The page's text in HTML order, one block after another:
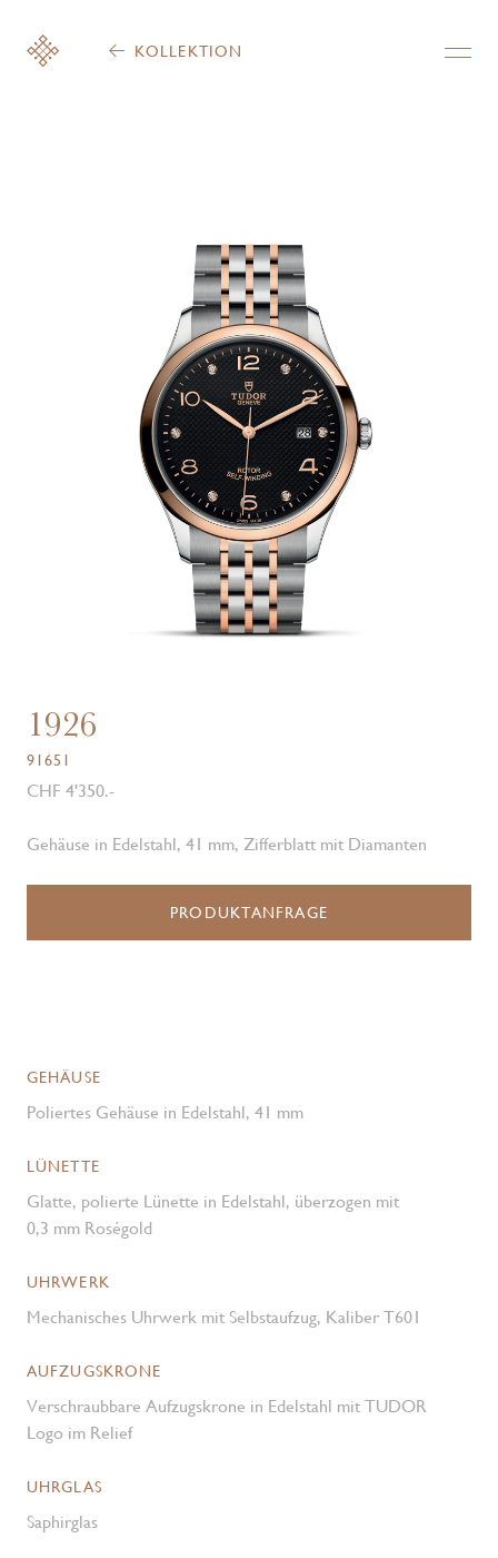
KOLLEKTION
1926
91651
CHF 4'350.-
Gehäuse in Edelstahl, 41 mm, Zifferblatt mit Diamanten
PRODUKTANFRAGE
GEHÄUSE
Poliertes Gehäuse in Edelstahl, 41 mm
LÜNETTE
Glatte, polierte Lünette in Edelstahl, überzogen mit
0,3 mm Roségold
UHRWERK
Mechanisches Uhrwerk mit Selbstaufzug, Kaliber T601
AUFZUGSKRONE
Verschraubbare Aufzugskrone in Edelstahl mit TUDOR
Logo im Relief
UHRGLAS
Saphirglas